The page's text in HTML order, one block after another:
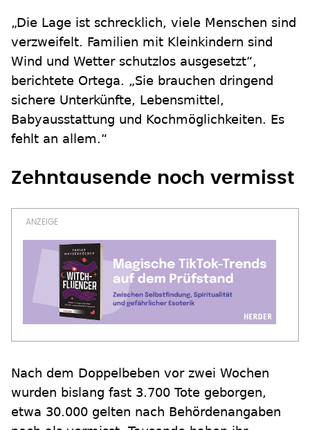
„Die Lage ist schrecklich, viele Menschen sind
verzweifelt. Familien mit Kleinkindern sind
Wind und Wetter schutzlos ausgesetzt“,
berichtete Ortega. „Sie brauchen dringend
sichere Unterkünfte, Lebensmittel,
Babyausstattung und Kochmöglichkeiten. Es
fehlt an allem.“
Zehntausende noch vermisst
Nach dem Doppelbeben vor zwei Wochen
wurden bislang fast 3.700 Tote geborgen,
etwa 30.000 gelten nach Behördenangaben